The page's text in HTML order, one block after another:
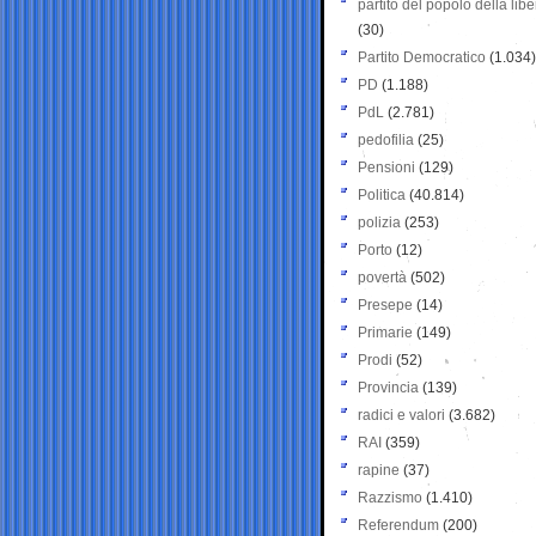
partito del popolo della
(30)
Partito Democratico (1.034)
PD (1.188)
PdL (2.781)
pedofilia (25)
Pensioni (129)
Politica (40.814)
polizia (253)
Porto (12)
povertà (502)
Presepe (14)
Primarie (149)
Prodi (52)
Provincia (139)
radici e valori (3.682)
RAI (359)
rapine (37)
Razzismo (1.410)
Referendum (200)